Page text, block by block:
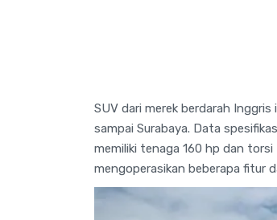
SUV dari merek berdarah
sampai Surabaya. Data
memiliki tenaga 160 hp dan
mengoperasikan beberapa fitur